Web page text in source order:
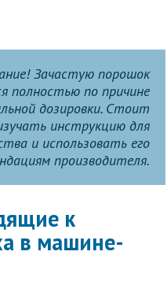
Зачастую порошок
полностью по причине
дозировки. Стоит
инструкцию для
и использовать его
производителя.
к
в машине-